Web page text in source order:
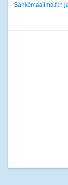
Sähkömaailma.fi:n